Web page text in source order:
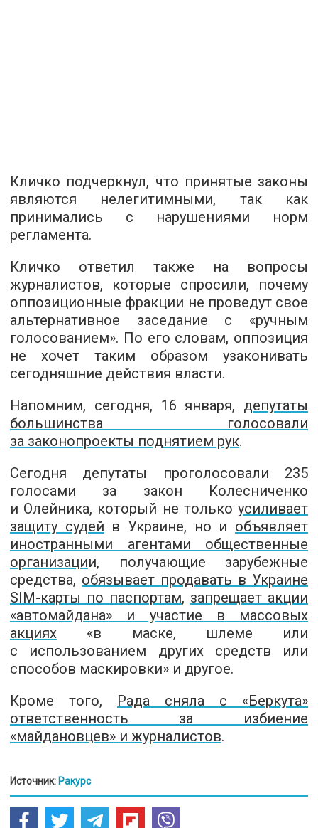
Кличко подчеркнул, что принятые законы
являются нелегитимными, так как
принимались с нарушениями норм
регламента.
Кличко ответил также на вопросы
журналистов, которые спросили, почему
оппозиционные фракции не проведут свое
альтернативное заседание с «ручным
голосованием». По его словам, оппозиция
не хочет таким образом узаконивать
сегодняшние действия власти.
Напомним, сегодня, 16 января, депутаты
большинства голосовали
за законопроекты поднятием рук.
Сегодня депутаты проголосовали 235
голосами за закон Колесниченко
и Олейника, который не толькоусиливает
защиту судей в Украине, но и объявляет
иностранными агентами общественные
организации, получающие зарубежные
средства, обязывает продавать в Украине
SIM-карты по паспортам, запрещает акции
«автомайдана» и участие в массовых
акциях «в маске, шлеме или
с использованием других средств или
способов маскировки» и другое.
Кроме того, Рада сняла с «Беркута»
ответственность за избиение
«майдановцев» и журналистов.
Источник: Ракурс